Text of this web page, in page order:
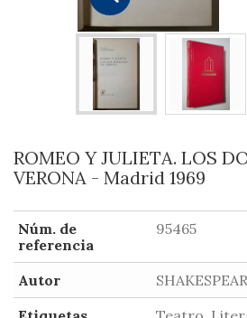
ROMEO Y JULIETA. LOS
VERONA - Madrid 1969
Núm. de
referencia
95465
Autor